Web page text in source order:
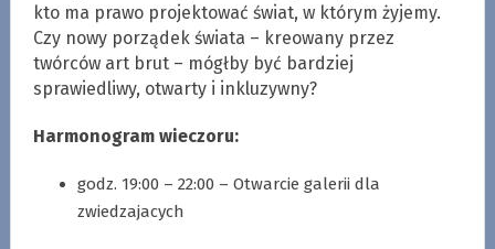
kto ma prawo projektować świat, w którym żyjemy.
Czy nowy porządek świata – kreowany przez
twórców art brut – mógłby być bardziej
sprawiedliwy, otwarty i inkluzywny?
Harmonogram wieczoru:
godz. 19:00 – 22:00 – Otwarcie galerii dla
zwiedzajacych